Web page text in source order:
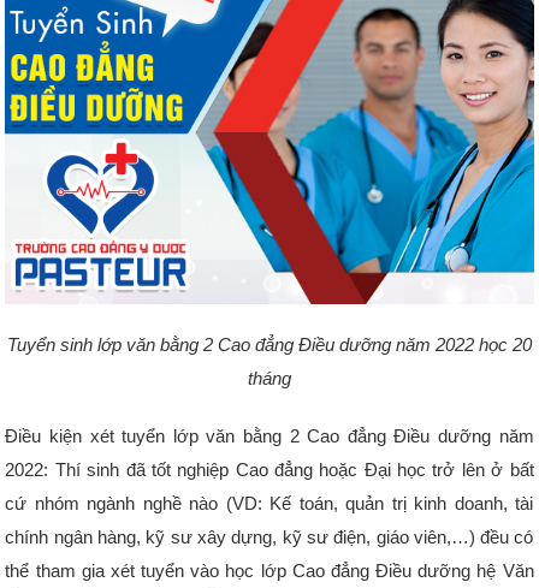
Tuyển sinh lớp văn bằng 2 Cao đẳng Điều dưỡng năm 2022 học 20
tháng
Điều kiện xét tuyển lớp văn bằng 2 Cao đẳng Điều dưỡng năm
2022: Thí sinh đã tốt nghiệp Cao đẳng hoặc Đại học trở lên ở bất
cứ nhóm ngành nghề nào (VD: Kế toán, quản trị kinh doanh, tài
chính ngân hàng, kỹ sư xây dựng, kỹ sư điện, giáo viên,…) đều có
thể tham gia xét tuyển vào học lớp Cao đẳng Điều dưỡng hệ Văn